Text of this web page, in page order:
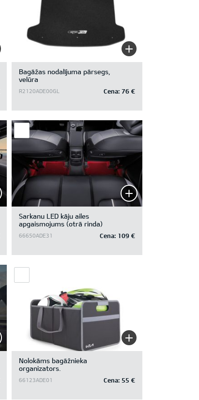
Bagāžas nodalījuma pārsegs,
velūra
R2120ADE00GL Cena: 76 €
Sarkanu LED kāju ailes
apgaismojums (otrā rinda)
66650ADE31 Cena: 109 €
Nolokāms bagāžnieka
organizators.
66123ADE01 Cena: 55 €